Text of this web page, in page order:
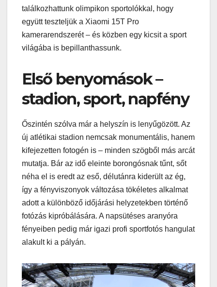
találkozhattunk olimpikon sportolókkal, hogy
együtt teszteljük a Xiaomi 15T Pro
kamerarendszerét – és közben egy kicsit a sport
világába is bepillanthassunk.
Első benyomások –
stadion, sport, napfény
Őszintén szólva már a helyszín is lenyűgözött. Az
új atlétikai stadion nemcsak monumentális, hanem
kifejezetten fotogén is – minden szögből más arcát
mutatja. Bár az idő eleinte borongósnak tűnt, sőt
néha el is eredt az eső, délutánra kiderült az ég,
így a fényviszonyok változása tökéletes alkalmat
adott a különböző időjárási helyzetekben történő
fotózás kipróbálására. A napsütéses aranyóra
fényeiben pedig már igazi profi sportfotós hangulat
alakult ki a pályán.